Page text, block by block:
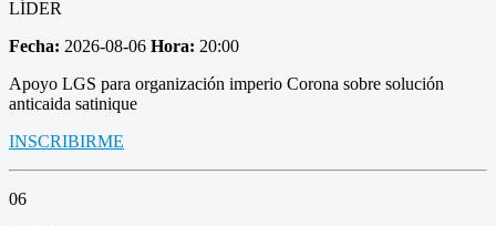
LÍDER
Fecha: 2026-08-06 Hora: 20:00
Apoyo LGS para organización imperio Corona sobre solución
anticaida satinique
INSCRIBIRME
06